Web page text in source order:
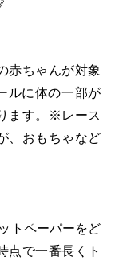
赤ちゃんが対象
ルに体の一部が
ます。※レース
、おもちゃなど
トペーパーをど
点で一番長くト